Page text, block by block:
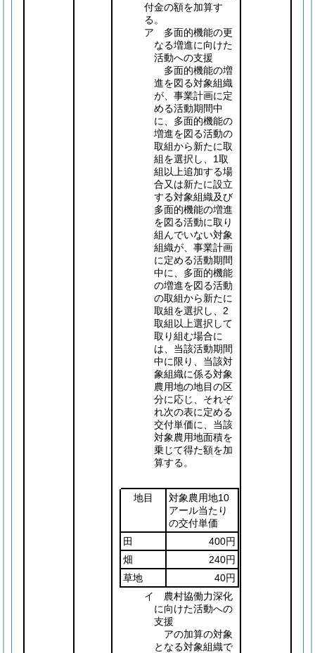
付金の額を加算す
る。
ア 多面的機能の更
なる増進に向けた
活動への支援
多面的機能の増
進を図る対象組織
が、事業計画に定
める活動期間中
に、多面的機能の
増進を図る活動の
取組から新たに取
組を選択し、1取
組以上追加する場
合又は新たに設立
する対象組織及び
多面的機能の増進
を図る活動に取り
組んでいない対象
組織が、事業計画
に定める活動期間
中に、多面的機能
の増進を図る活動
の取組から新たに
取組を選択し、2
取組以上選択して
取り組む場合に
は、当該活動期間
中に限り、当該対
象組織に係る対象
農用地の地目の区
分に応じ、それぞ
れ次の表に定める
交付単価に、当該
対象農用地面積を
乗じて得た額を加
算する。
地目
対象農用地10
アール当たり
の交付単価
田
400円
畑
240円
草地
40円
イ 農村協働力深化
に向けた活動への
支援
アの加算の対象
となる対象組織で